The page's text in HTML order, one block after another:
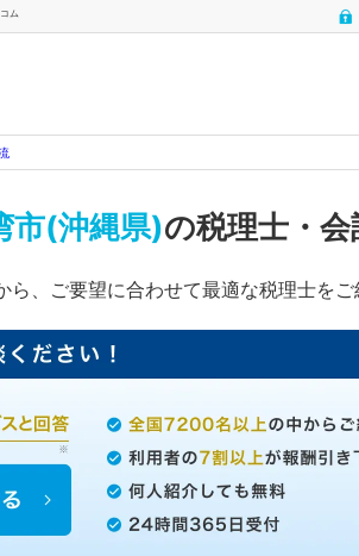
ム
市(沖縄県)の税理士・
ら、ご要望に合わせて最適な税理士をご